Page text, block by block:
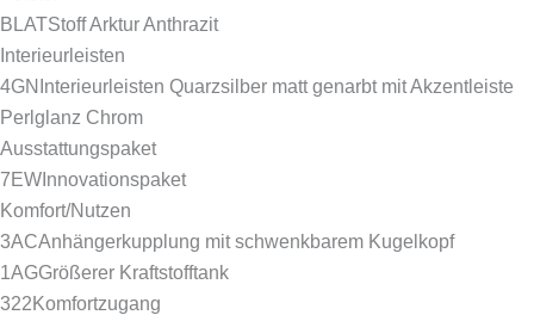
BLATStoff Arktur Anthrazit
Interieurleisten
4GN Interieurleisten Quarzsilber matt genarbt mit Akzentleiste
Perlglanz Chrom
Ausstattungspaket
7EW Innovationspaket
Komfort/Nutzen
3ACAnhängerkupplung mit schwenkbarem Kugelkopf
1AGGrößerer Kraftstofftank
322 Komfortzugang